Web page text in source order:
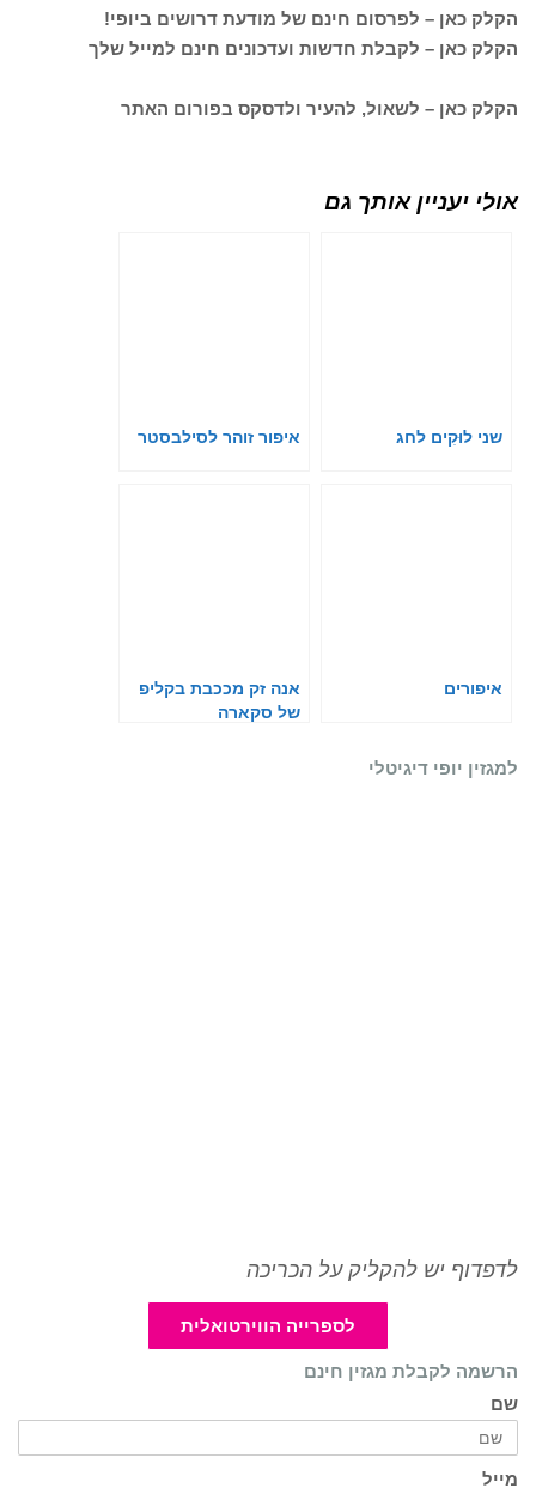
הקלק כאן – לפרסום חינם של מודעת דרושים ביופי!
הקלק כאן – לקבלת חדשות ועדכונים חינם למייל שלך
הקלק כאן – לשאול, להעיר ולדסקס בפורום האתר
אולי יעניין אותך גם
שני לוּקִים לחג איפור זוהר לסילבסטר
איפורים
אנה זק מככבת בקליפ
של סקארה
למגזין יופי דיגיטלי
לדפדוף יש להקליק על הכריכה
לספרייה הווירטואלית
הרשמה לקבלת מגזין חינם
שם
מייל